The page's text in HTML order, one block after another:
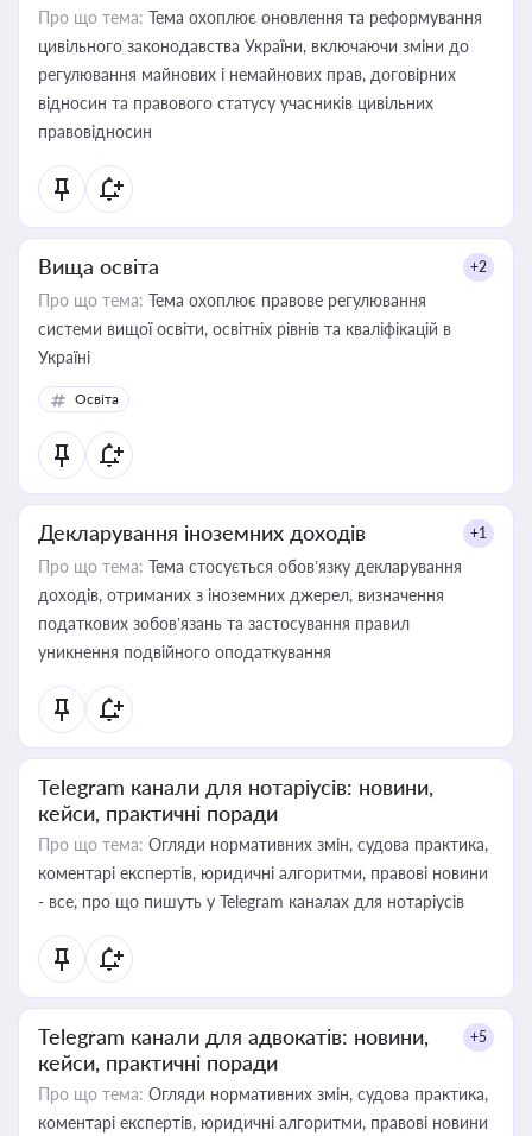
Про що тема: Тема охоплює оновлення та реформування
цивільного законодавства України, включаючи зміни до
регулювання майнових і немайнових прав, договірних
відносин та правового статусу учасників цивільних
правовідносин
Вища освіта +2
Про що тема: Тема охоплює правове регулювання
системи вищої освіти, освітніх рівнів та кваліфікацій в
Україні
Освіта
Декларування іноземних доходів +1
Про що тема: Тема стосується обов’язку декларування
доходів, отриманих з іноземних джерел, визначення
податкових зобов’язань та застосування правил
уникнення подвійного оподаткування
Telegram канали для нотаріусів: новини,
кейси, практичні поради
Про що тема: Огляди нормативних змін, судова практика,
коментарі експертів, юридичні алгоритми, правові новини
- все, про що пишуть у Telegram каналах для нотаріусів
Telegram канали для адвокатів: новини,
кейси, практичні поради
+5
Про що тема: Огляди нормативних змін, судова практика,
коментарі експертів, юридичні алгоритми, правові новини